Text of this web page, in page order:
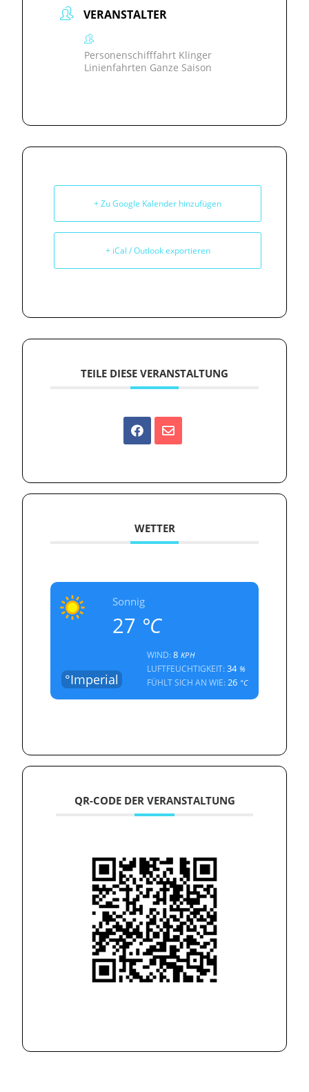
VERANSTALTER
Personenschifffahrt Klinger
Linienfahrten Ganze Saison
+ Zu Google Kalender hinzufügen
+ iCal / Outlook exportieren
TEILE DIESE VERANSTALTUNG
WETTER
Sonnig
27 °C
°Imperial
WIND:8 KPH
LUFTFEUCHTIGKEIT:34%
FÜHLT SICH AN WIE:26 °C
QR-CODE DER VERANSTALTUNG